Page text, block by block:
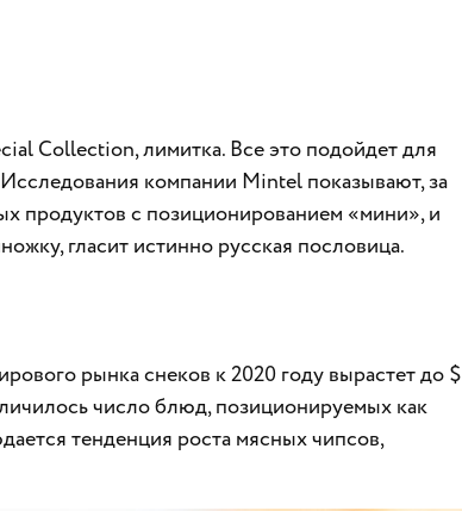
Collection, лимитка. Все это подойдет для
компании Mintel показывают, за
продуктов с позиционированием «мини», и
гласит истинно русская пословица.
рынка снеков к 2020 году вырастет до $
число блюд, позиционируемых как
тенденция роста мясных чипсов,